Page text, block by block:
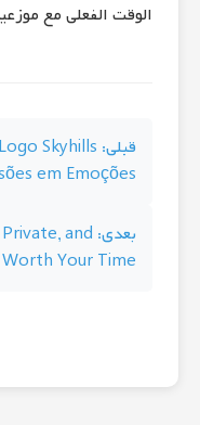
الوقت الفعلي مع
راهبری
نوشته
قبلی: Skyhills
em Emoções
بعدی: and
Your Time?